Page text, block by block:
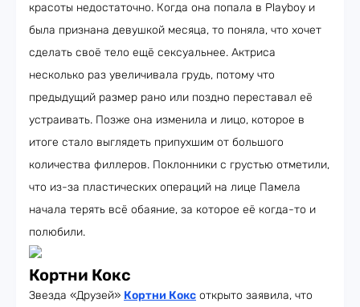
красоты недостаточно. Когда она попала в Playboy и
была признана девушкой месяца, то поняла, что хочет
сделать своё тело ещё сексуальнее. Актриса
несколько раз увеличивала грудь, потому что
предыдущий размер рано или поздно переставал её
устраивать. Позже она изменила и лицо, которое в
итоге стало выглядеть припухшим от большого
количества филлеров. Поклонники с грустью отметили,
что из-за пластических операций на лице Памела
начала терять всё обаяние, за которое её когда-то и
полюбили.
Кортни Кокс
Звезда «Друзей» Кортни Кокс открыто заявила, что